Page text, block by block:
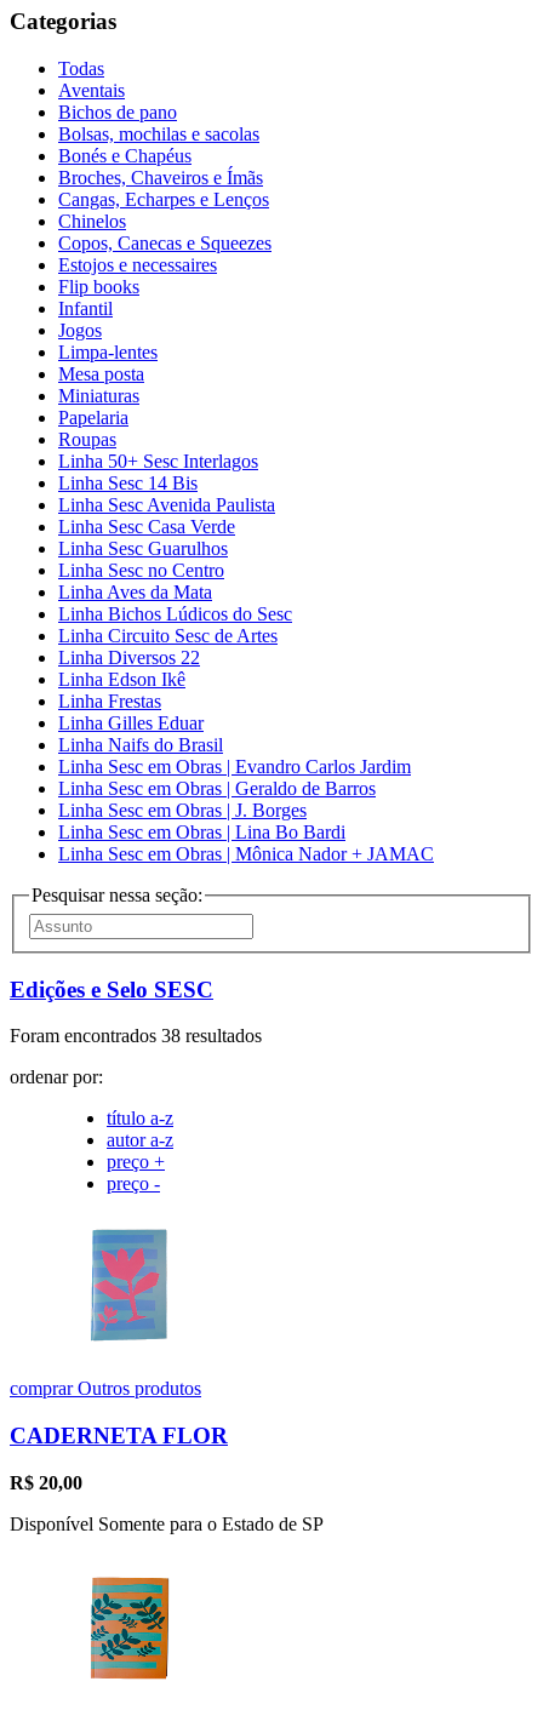
Categorias
Todas
Aventais
Bichos de pano
Bolsas, mochilas e sacolas
Bonés e Chapéus
Broches, Chaveiros e Ímãs
Cangas, Echarpes e Lenços
Chinelos
Copos, Canecas e Squeezes
Estojos e necessaires
Flip books
Infantil
Jogos
Limpa-lentes
Mesa posta
Miniaturas
Papelaria
Roupas
Linha 50+ Sesc Interlagos
Linha Sesc 14 Bis
Linha Sesc Avenida Paulista
Linha Sesc Casa Verde
Linha Sesc Guarulhos
Linha Sesc no Centro
Linha Aves da Mata
Linha Bichos Lúdicos do Sesc
Linha Circuito Sesc de Artes
Linha Diversos 22
Linha Edson Ikê
Linha Frestas
Linha Gilles Eduar
Linha Naifs do Brasil
Linha Sesc em Obras | Evandro Carlos Jardim
Linha Sesc em Obras | Geraldo de Barros
Linha Sesc em Obras | J. Borges
Linha Sesc em Obras | Lina Bo Bardi
Linha Sesc em Obras | Mônica Nador + JAMAC
Pesquisar nessa seção:
Edições e Selo SESC
Foram encontrados 38 resultados
ordenar por:
título a-z
autor a-z
preço +
preço -
comprarOutros produtos
CADERNETA FLOR
R$ 20,00
Disponível Somente para o Estado de SP